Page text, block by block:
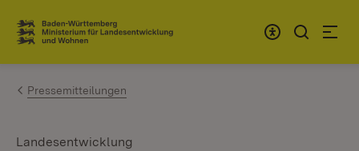
Zum Inhalt springen
Link zur Startseite
Pressemitteilungen
Landesentwicklung